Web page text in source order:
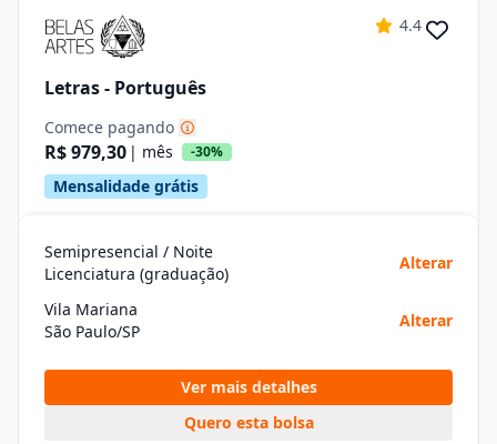
4.4
Letras - Português
Comece pagando
R$ 979,30 | mês -30%
Mensalidade grátis
Semipresencial / Noite
Licenciatura (graduação)
Alterar
Vila Mariana
São Paulo/SP
Alterar
Ver mais detalhes
Quero esta bolsa